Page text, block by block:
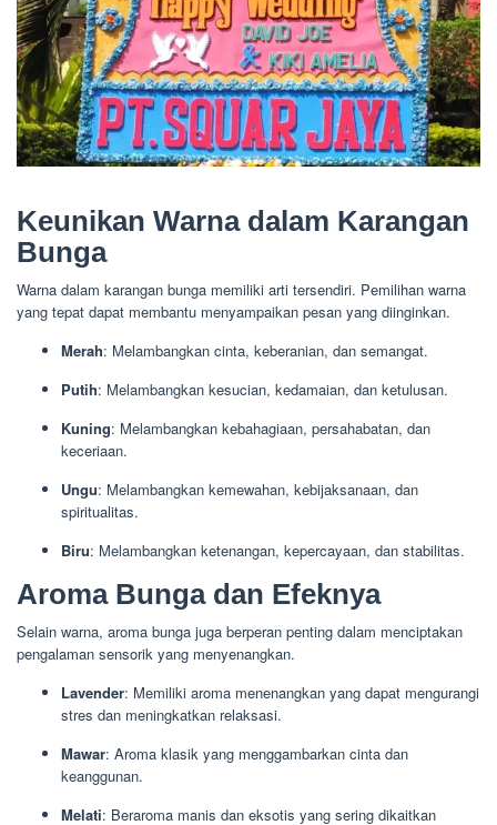
Keunikan Warna dalam Karangan
Bunga
Warna dalam karangan bunga memiliki arti tersendiri. Pemilihan warna
yang tepat dapat membantu menyampaikan pesan yang diinginkan.
Merah: Melambangkan cinta, keberanian, dan semangat.
Putih: Melambangkan kesucian, kedamaian, dan ketulusan.
Kuning: Melambangkan kebahagiaan, persahabatan, dan
keceriaan.
Ungu: Melambangkan kemewahan, kebijaksanaan, dan
spiritualitas.
Biru: Melambangkan ketenangan, kepercayaan, dan stabilitas.
Aroma Bunga dan Efeknya
Selain warna, aroma bunga juga berperan penting dalam menciptakan
pengalaman sensorik yang menyenangkan.
Lavender: Memiliki aroma menenangkan yang dapat mengurangi
stres dan meningkatkan relaksasi.
Mawar: Aroma klasik yang menggambarkan cinta dan
keanggunan.
Melati: Beraroma manis dan eksotis yang sering dikaitkan